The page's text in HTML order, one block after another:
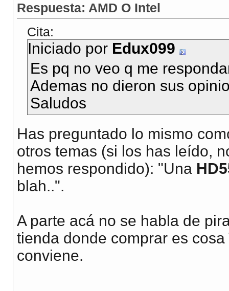
Respuesta: AMD O Intel
Cita:
Iniciado por Edux099
Es pq no veo q me
Ademas no dieron sus
Saludos
Has preguntado lo mismo
otros temas (si los has leído,
hemos respondido): "Una
blah..".
A parte acá no se habla de
tienda donde comprar es
conviene.